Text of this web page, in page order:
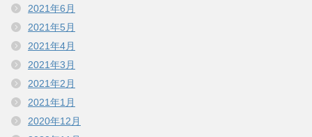
2021年6月
2021年5月
2021年4月
2021年3月
2021年2月
2021年1月
2020年12月